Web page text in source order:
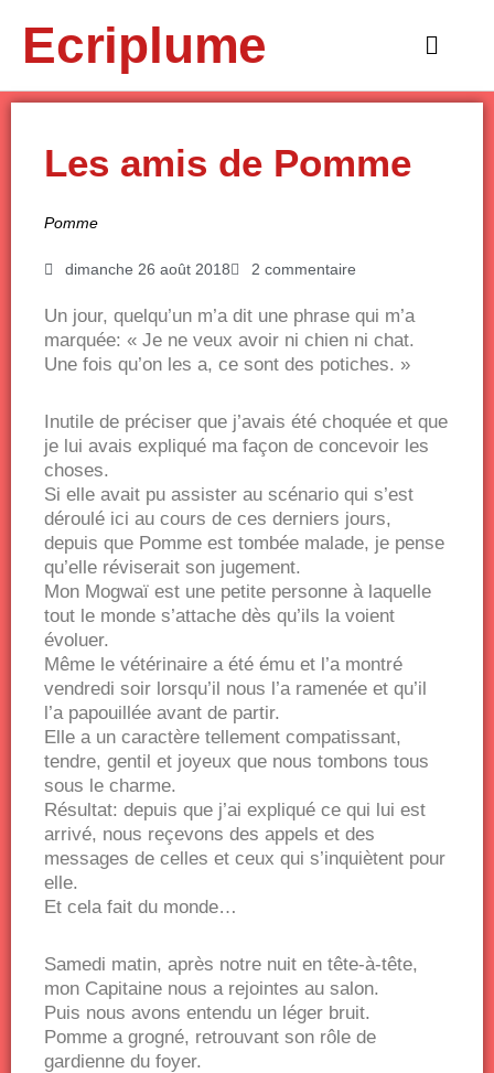
contenuEcriplume
Main
Les amis de Pomme
Pomme
dimanche 26 août 2018 2 commentaire
Un jour, quelqu’un m’a dit une phrase qui m’a
marquée: « Je ne veux avoir ni chien ni chat.
Une fois qu’on les a, ce sont des potiches. »
Inutile de préciser que j’avais été choquée et que
je lui avais expliqué ma façon de concevoir les
choses.
Si elle avait pu assister au scénario qui s’est
déroulé ici au cours de ces derniers jours,
depuis que Pomme est tombée malade, je pense
qu’elle réviserait son jugement.
Mon Mogwaï est une petite personne à laquelle
tout le monde s’attache dès qu’ils la voient
évoluer.
Même le vétérinaire a été ému et l’a montré
vendredi soir lorsqu’il nous l’a ramenée et qu’il
l’a papouillée avant de partir.
Elle a un caractère tellement compatissant,
tendre, gentil et joyeux que nous tombons tous
sous le charme.
Résultat: depuis que j’ai expliqué ce qui lui est
arrivé, nous reçevons des appels et des
messages de celles et ceux qui s’inquiètent pour
elle.
Et cela fait du monde…
Samedi matin, après notre nuit en tête-à-tête,
mon Capitaine nous a rejointes au salon.
Puis nous avons entendu un léger bruit.
Pomme a grogné, retrouvant son rôle de
gardienne du foyer.